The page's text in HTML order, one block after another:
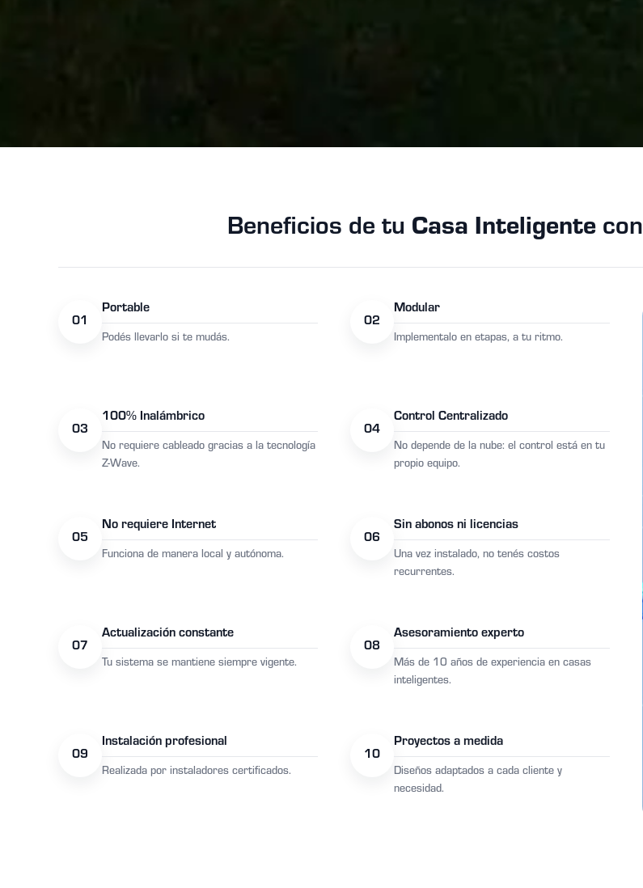
Beneficios de tu Casa Inteligentecon
01
Portable
Podés llevarlo si te mudás.
02
Modular
Implementalo en etapas, a tu ritmo.
03
100% Inalámbrico
No requiere cableado gracias a la tecnología
Z-Wave.
04
Control Centralizado
No depende de la nube: el control está en tu
propio equipo.
05
No requiere Internet
Funciona de manera local y autónoma.
06
Sin abonos ni licencias
Una vez instalado, no tenés costos
recurrentes.
07
Actualización constante
Tu sistema se mantiene siempre vigente.
08
Asesoramiento experto
Más de 10 años de experiencia en casas
inteligentes.
09
Instalación profesional
Realizada por instaladores certificados.
10
Proyectos a medida
Diseños adaptados a cada cliente y
necesidad.